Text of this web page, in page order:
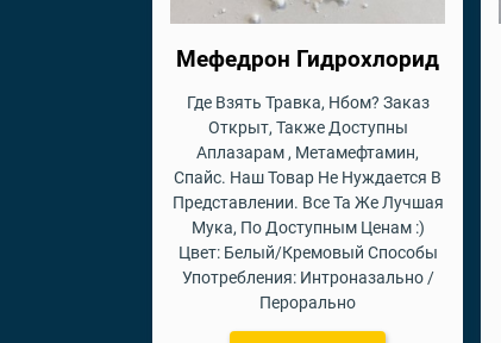
Мефедрон Гидрохлорид
Где Взять Травка, Нбом? Заказ
Открыт, Также Доступны
Аплазарам , Метамефтамин,
Спайс. Наш Товар Не Нуждается В
Представлении. Все Та Же Лучшая
Мука, По Доступным Ценам :)
Цвет: Белый/Кремовый Способы
Употребления: Интроназально /
Перорально